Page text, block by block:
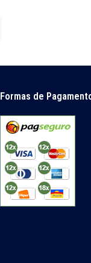
Formas de